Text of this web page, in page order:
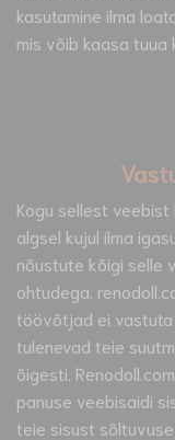
kasutamine ilma
mis võib kaasa tuua
Kogu sellest
algsel kujul ilma
nõustute kõigi selle
ohtudega.
töövõtjad ei vastuta
tulenevad teie
õigesti.
panuse veebisaidi
teie sisust